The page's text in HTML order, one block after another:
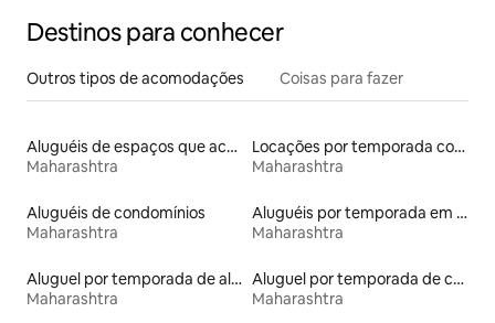
Destinos para conhecer
Outros tipos de acomodações Coisas para fazer
Aluguéis de espaços que aceitam animais de estimação
Maharashtra
Locações por temporada com piscina
Maharashtra
Aluguéis de condomínios
Maharashtra
Aluguéis por temporada em hotéis-fazenda
Maharashtra
Aluguel por temporada de alojamentos ecológicos
Maharashtra
Aluguel por temporada de casas de veraneio
Maharashtra